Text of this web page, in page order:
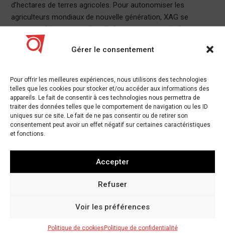
Gérer le consentement
Pour offrir les meilleures expériences, nous utilisons des technologies
telles que les cookies pour stocker et/ou accéder aux informations des
appareils. Le fait de consentir à ces technologies nous permettra de
traiter des données telles que le comportement de navigation ou les ID
uniques sur ce site. Le fait de ne pas consentir ou de retirer son
consentement peut avoir un effet négatif sur certaines caractéristiques
et fonctions.
Accepter
Refuser
Voir les préférences
Politique de cookiesPolitique de confidentialité
d’hectares de terres agricoles. Pour autonomiser les
agriculteurs mondiaux de nouvelle génération, XAG se
consacre à la construction d’infrastructures agricoles
numériques, au développement d’équipements d’agriculture
de précision, tels que des robots, des drones, l’IA et l’IoT, et à
XAG intervient activement pour lutter contre le coronavirus
contagieux grâce à des technologies innovantes, ainsi que
pour aider les gouvernements locaux en matière de sécurité
de la santé publique. Le fonds de 5 millions de yuans s’est
engagé à fournir aux utilisateurs de drones agricoles de XAG
pulvérisations de désinfectants aériens qui aident à freiner la
propagation du virus, en particulier dans les villages ruraux
avec des systèmes de santé plus faibles et des conditions
lieux publics extérieurs densément peuplés et les
coronavirus. Un autre objectif des applications est le